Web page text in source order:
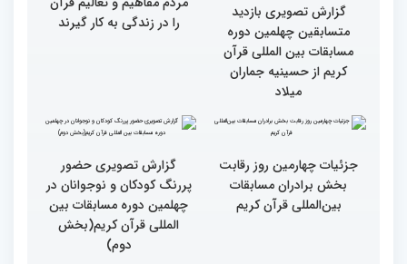
گزارش تصویری حضور
مهمانان در غرفه های
نمایشگاهی چهلمین دوره
مسابقات بین المللی قران
کریم(بخش دوم)
مسابقات بین المللی قران
کریم(بخش اول)
گزارش تصویری بازدید
مردم مفاهیم و تعالیم قرآن
را در زندگی به کار گیرند